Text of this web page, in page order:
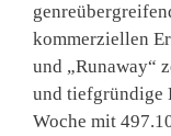
kommerziellen
und „Runaway“
und tiefgründige
Woche mit